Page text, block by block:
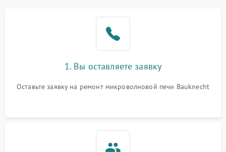
2400 ₽ Подробнее →
Не горит подсветка 2000 ₽
1. Вы оставляете заявку
Оставьте заявку на ремонт микроволновой печи Bauknecht